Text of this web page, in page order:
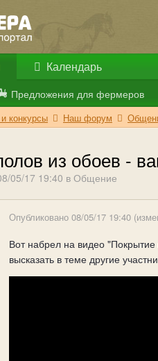
Предложения для фермеров
Календарь
конкурсы Наш форум
из обоев -
05/17 19:40 в Общение
Опубликовано 08/05/17 19:40
Вот набрел на видео
высказать в теме другие